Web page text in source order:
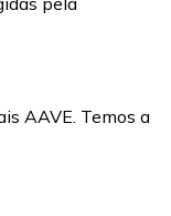
AAVE. Temos a